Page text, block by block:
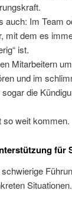
auch: Im Team
mit dem es
ist.
Mitarbeitern
und im
die
so weit kommen.
für
Situationen.